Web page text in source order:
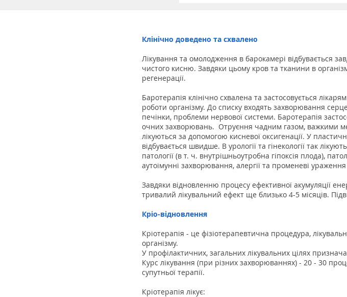
Клінічно доведено та схвалено
Лікування та омолодження в барокамері відбувається
чистого кисню. Завдяки цьому кров та тканини в
регенерації.
Баротерапія клінічно схвалена та застосовується
роботи організму. До списку входять захворювання
печінки, проблеми нервової системи. Баротерапія
очних захворювань. Отруєння чадним газом, важкими
лікуються за допомогою кисневої оксигенації. У
відбувається швидше. В урології та гінекології так
патології (в т. ч. внутрішньоутробна гіпоксія плода),
аутоімунні захворювання, алергії та променеві
Завдяки відновленню процесу ефективної акумуляції
тривалий лікувальний ефект ще близько 4-5 місяців.
Кріо-відновлення
Кріотерапія - це фізіотерапевтична процедура,
організму.
У профілактичних, загальних лікувальних цілях
Курс лікування (при різних захворюваннях) - 20 - 30
супутньої терапії.
Кріотерапія лікує: